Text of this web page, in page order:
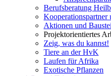
Berufsberatung
Kooperationspartner
Aktionen und
Projektorientiertes
Zeig, was du kannst!
Tiere an der HvK
Laufen für Afrika
Exotische Pflanzen